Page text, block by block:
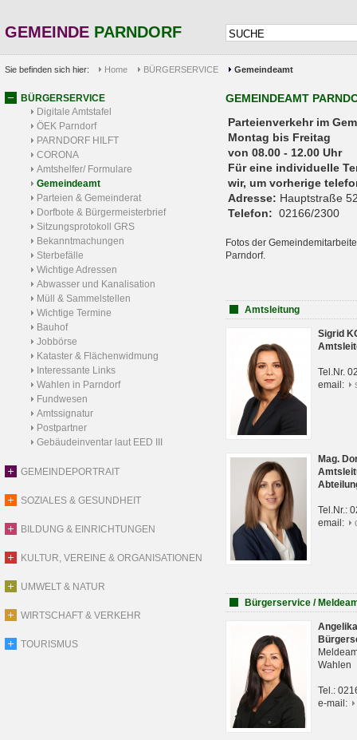
GEMEINDE PARNDORF
Sie befinden sich hier: Home BÜRGERSERVICE Gemeindeamt
BÜRGERSERVICE
Digitale Amtstafel
ÖEK Parndorf
PARNDORF HILFT
CORONA
Amtshelfer/ Formulare
Gemeindeamt
Parteien & Gemeinderat
Dorfbote & Bürgermeisterbrief
Sitzungsprotokoll GRS
Bekanntmachungen
Sterbefälle
Wichtige Adressen
Abwasser und Kanalisation
Müll & Sammelstellen
Wichtige Termine
Bauhof
Jobbörse
Kataster & Flächenwidmung
Interessante Links
Wahlen in Parndorf
Fundwesen
Amtssignatur
Postpartner
Gebäudeinventar laut EED III
GEMEINDEPORTRAIT
SOZIALES & GESUNDHEIT
BILDUNG & EINRICHTUNGEN
KULTUR, VEREINE & ORGANISATIONEN
UMWELT & NATUR
WIRTSCHAFT & VERKEHR
TOURISMUS
GEMEINDEAMT
Parteienverkehr
Montag bis Freitag
von 08.00 - 12.00 Uhr
Für eine individuelle
wir, um vorherige
Adresse: Hauptstraße
Telefon: 02166/2300
Fotos der
Parndorf.
Amtsleitung
Sigrid
Tel.Nr.
email:
Mag.
Tel.Nr.:
email:
Bürgerservice /
Wahlen
Tel.:
e-mail: